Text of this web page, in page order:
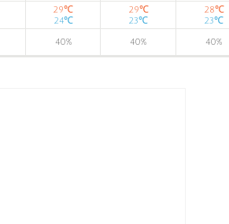
29℃
24℃
29℃
23℃
28℃
23℃
40% 40% 40%